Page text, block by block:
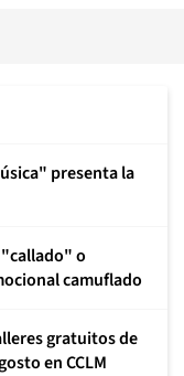
presenta la
o
camuflado
gratuitos de
en CCLM